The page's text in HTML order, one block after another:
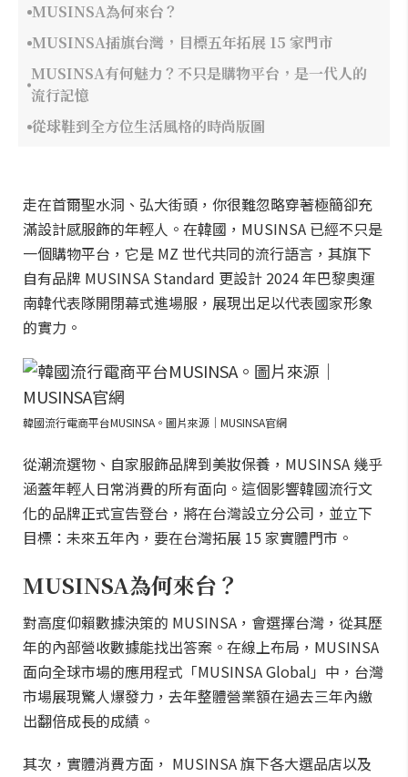
MUSINSA為何來台？
MUSINSA插旗台灣，目標五年拓展 15 家門市
MUSINSA有何魅力？不只是購物平台，是一代人的
流行記憶
從球鞋到全方位生活風格的時尚版圖
走在首爾聖水洞、弘大街頭，你很難忽略穿著極簡卻充
滿設計感服飾的年輕人。在韓國，MUSINSA 已經不只是
一個購物平台，它是 MZ 世代共同的流行語言，其旗下
自有品牌 MUSINSA Standard 更設計 2024 年巴黎奧運
南韓代表隊開閉幕式進場服，展現出足以代表國家形象
的實力。
韓國流行電商平台MUSINSA。圖片來源｜MUSINSA官網
從潮流選物、自家服飾品牌到美妝保養，MUSINSA 幾乎
涵蓋年輕人日常消費的所有面向。這個影響韓國流行文
化的品牌正式宣告登台，將在台灣設立分公司，並立下
目標：未來五年內，要在台灣拓展 15 家實體門市。
MUSINSA為何來台？
對高度仰賴數據決策的 MUSINSA，會選擇台灣，從其歷
年的內部營收數據能找出答案。在線上布局，MUSINSA
面向全球市場的應用程式「MUSINSA Global」中，台灣
市場展現驚人爆發力，去年整體營業額在過去三年內繳
出翻倍成長的成績。
其次，實體消費方面， MUSINSA 旗下各大選品店以及